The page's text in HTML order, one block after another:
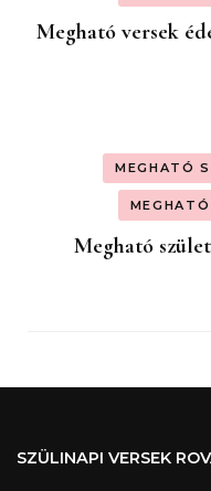
Megható versek
MEGHATÓ
Megható
SZÜLINAPI VERSEK